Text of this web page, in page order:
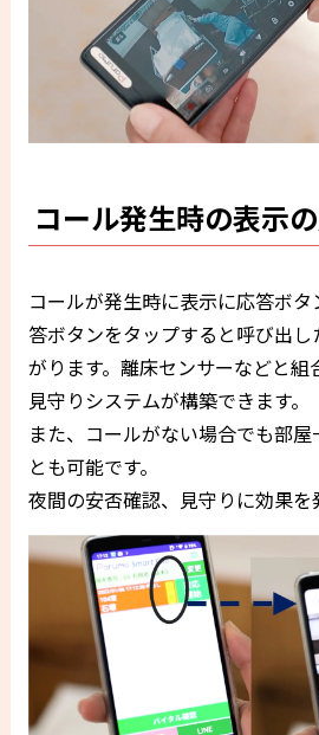
コール発生時の表示
コールが発生時に表示に応答ボ
答ボタンをタップすると呼び出
がります。離床センサーなどと組
見守りシステムが構築できます。
また、コールがない場合でも部
とも可能です。
夜間の安否確認、見守りに効果を